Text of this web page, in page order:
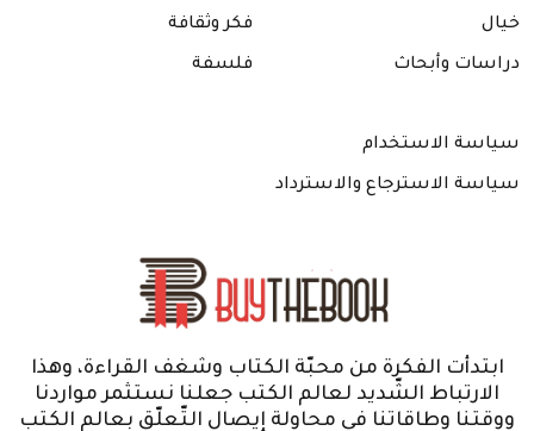
خيال
دراسات وأبحاث
فكر وثقافة
فلسفة
سياسة الاستخدام
سياسة الاسترجاع والاسترداد
ابتدأت الفكرة من محبّة الكتاب وشغف القراءة، وهذا
الارتباط الشّديد لعالم الكتب جعلنا نستثمر مواردنا
ووقتنا وطاقاتنا في محاولة إيصال التّعلّق بعالم الكتب